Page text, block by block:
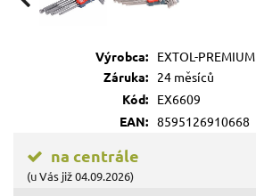
Výrobca:
EXTOL-PREMIUM
Záruka:
24 měsíců
Kód:
EX6609
EAN: 8595126910668
na centrále
(u Vás již 04.09.2026)